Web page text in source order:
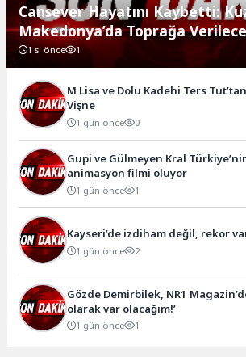
Cansever Hayatını Kaybetti:
Makedonya’da Toprağa
1 s. önce 1
M Lisa ve Dolu Kadehi Ters
Vişne
1 gün önce 0
Gupi ve Gülmeyen Kral
animasyon filmi oluyor
1 gün önce 1
Kayseri’de izdiham değil, rekor
1 gün önce 2
Gözde Demirbilek, NR1
olarak var olacağım!’
1 gün önce 1